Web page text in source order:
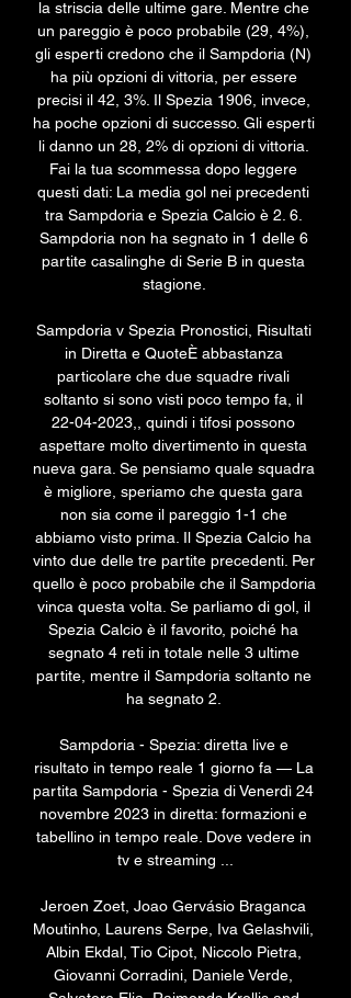
la striscia delle ultime gare. Mentre che
un pareggio è poco probabile (29, 4%),
gli esperti credono che il Sampdoria (N)
ha più opzioni di vittoria, per essere
precisi il 42, 3%. Il Spezia 1906, invece,
ha poche opzioni di successo. Gli esperti
li danno un 28, 2% di opzioni di vittoria.
Fai la tua scommessa dopo leggere
questi dati: La media gol nei precedenti
tra Sampdoria e Spezia Calcio è 2. 6.
Sampdoria non ha segnato in 1 delle 6
partite casalinghe di Serie B in questa
stagione.
Sampdoria v Spezia Pronostici, Risultati
in Diretta e QuoteÈ abbastanza
particolare che due squadre rivali
soltanto si sono visti poco tempo fa, il
22-04-2023,, quindi i tifosi possono
aspettare molto divertimento in questa
nueva gara. Se pensiamo quale squadra
è migliore, speriamo che questa gara
non sia come il pareggio 1-1 che
abbiamo visto prima. Il Spezia Calcio ha
vinto due delle tre partite precedenti. Per
quello è poco probabile che il Sampdoria
vinca questa volta. Se parliamo di gol, il
Spezia Calcio è il favorito, poiché ha
segnato 4 reti in totale nelle 3 ultime
partite, mentre il Sampdoria soltanto ne
ha segnato 2.
Sampdoria - Spezia: diretta live e
risultato in tempo reale 1 giorno fa — La
partita Sampdoria - Spezia di Venerdì 24
novembre 2023 in diretta: formazioni e
tabellino in tempo reale. Dove vedere in
tv e streaming ...
Jeroen Zoet, Joao Gervásio Braganca
Moutinho, Laurens Serpe, Iva Gelashvili,
Albin Ekdal, Tio Cipot, Niccolo Pietra,
Giovanni Corradini, Daniele Verde,